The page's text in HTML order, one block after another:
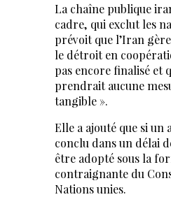
La chaîne publique
cadre, qui exclut les
prévoit que l’Iran
le détroit en
pas encore finalisé et
prendrait aucune
tangible ».
Elle a ajouté que si
conclu dans un délai
être adopté sous la
contraignante du
Nations unies.